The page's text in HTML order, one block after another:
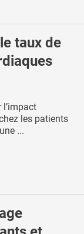
taux de
l’impact
les patients
...